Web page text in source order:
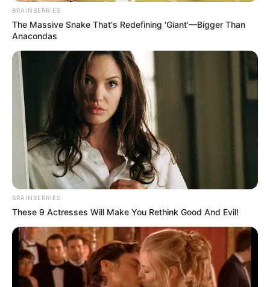
висновки зроблять вибухотехніки. Цей боєприпас
достатньо потужний, щоб фактично розвалити два
будинки, між якими він влучив, і кілька будинків,
Автор: Аліна Дихман
Поділитися:
Теги: КАБ авіабомба авіація удар приліт
ЭТО ИНТЕРЕСНО